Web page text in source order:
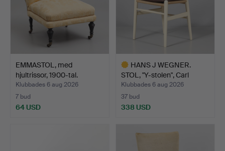
EMMASTOL, med
hjultrissor, 1900-tal.
Klubbades 6 aug 2026
7 bud
64 USD
HANS J WEGNER.
STOL, "Y-stolen", Carl
Hans…
Klubbades 6 aug 2026
37 bud
338 USD
föremål